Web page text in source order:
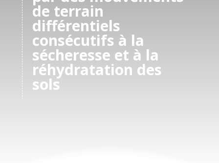
de terrain
différentiels
consécutifs à la
sécheresse et à la
réhydratation des
sols